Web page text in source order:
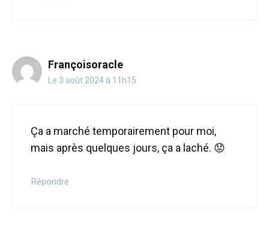
Françoisoracle
Le 3 août 2024 à 11h15
Ça a marché temporairement pour moi,
mais après quelques jours, ça a laché. 😟
Répondre